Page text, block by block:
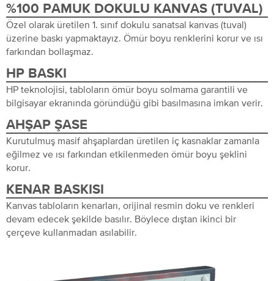
%100 PAMUK DOKULU KANVAS (TUVAL)
Özel olarak üretilen 1. sınıf dokulu sanatsal kanvas (tuval)
üzerine baskı yapmaktayız. Ömür boyu renklerini korur ve ısı
farkından bollaşmaz.
HP BASKI
HP teknolojisi, tabloların ömür boyu solmama garantili ve
bilgisayar ekranında göründüğü gibi basılmasına imkan verir.
AHŞAP ŞASE
Kurutulmuş masif ahşaplardan üretilen iç kasnaklar zamanla
eğilmez ve ısı farkından etkilenmeden ömür boyu şeklini
korur.
KENAR BASKISI
Kanvas tabloların kenarları, orijinal resmin doku ve renkleri
devam edecek şekilde basılır. Böylece dıştan ikinci bir
çerçeve kullanmadan asılabilir.